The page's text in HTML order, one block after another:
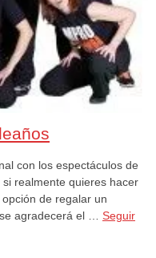
con los espectáculos de
realmente quieres hacer
de regalar un
agradecerá el … Seguir